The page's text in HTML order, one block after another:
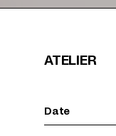
ATELIER
Date